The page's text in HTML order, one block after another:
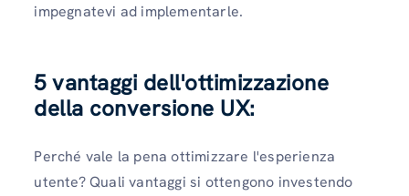
impegnatevi ad implementarle.
5 vantaggi dell'ottimizzazione
della conversione UX:
Perché vale la pena ottimizzare l'esperienza
utente? Quali vantaggi si ottengono investendo